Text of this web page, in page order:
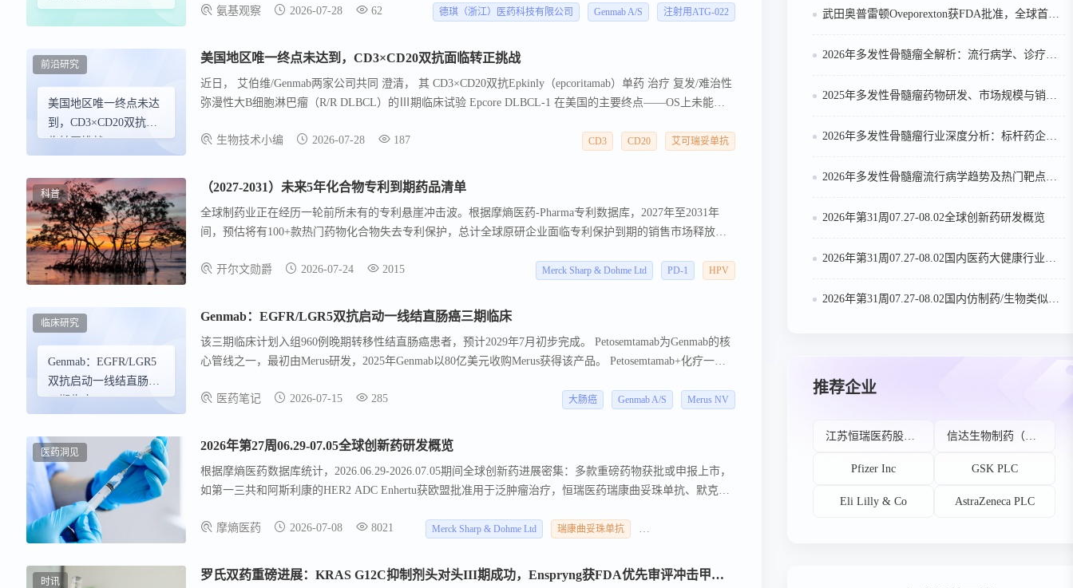
氨基观察 2026-07-28 62 德琪（浙江）医药科技有限公司 Genmab A/S 注射用ATG-022
美国地区唯一终点未达
到，CD3×CD20双抗面
临转正挑战
前沿研究 美国地区唯一终点未达到，CD3×CD20双抗面临转正挑战
近日， 艾伯维/Genmab两家公司共同 澄清， 其 CD3×CD20双抗Epkinly（epcoritamab）单药 治疗 复发/难治性
弥漫性大B细胞淋巴瘤（R/R DLBCL）的Ⅲ期临床试验 Epcore DLBCL-1 在美国的主要终点——OS上未能达
干细胞移植条件的R/R DLBCL成年患者，主要评估与研究者选择的化疗免疫疗法（CIT） 相比，Epkinly单药
达到了 无进展生存期(PFS)的主要终点 ， 但错过了 总生存期（OS） 的主 要终点 。
生物技术小编 2026-07-28 187 CD3 CD20 艾可瑞妥单抗
科普 （2027-2031）未来5年化合物专利到期药品清单
全球制药业正在经历一轮前所未有的专利悬崖冲击波。根据摩熵医药-Pharma专利数据库，2027年至2031年
间，预估将有100+款热门药物化合物失去专利保护，总计全球原研企业面临专利保护到期的销售市场释放超
开尔文勋爵
2026-07-24 2015 Merck Sharp & Dohme Ltd PD-1 HPV
Genmab：EGFR/LGR5
双抗启动一线结直肠癌
三期临床
临床研究 Genmab：EGFR/LGR5双抗启动一线结直肠癌三期临床
该三期临床计划入组960例晚期转移性结直肠癌患者，预计2029年7月初步完成。 Petosemtamab为Genmab的核
心管线之一，最初由Merus研发，2025年Genmab以80亿美元收购Merus获得该产品。 Petosemtamab+化疗一线
医药笔记
2026-07-15 285 大肠癌 Genmab A/S Merus NV
医药洞见 2026年第27周06.29-07.05全球创新药研发概览
根据摩熵医药数据库统计，2026.06.29-2026.07.05期间全球创新药进展密集：多款重磅药物获批或申报上市，
如第一三共和阿斯利康的HER2 ADC Enhertu获欧盟批准用于泛肿瘤治疗，恒瑞医药瑞康曲妥珠单抗、默克尼
期试验成功，Revolution Medicines的KRAS G12D抑制剂联合化疗在胰腺癌展现高缓解率，默沙东MK-1167因
摩熵医药 2026-07-08 8021 Merck Sharp & Dohme Ltd 瑞康曲妥珠单抗 REVOLUTION Medicines Inc
时讯 罗氏双药重磅进展：KRAS G12C抑制剂头对头III期成功，Enspryng获FDA优先审评冲击甲状腺眼病新疗法
武田奥普雷顿Oveporexton获FDA批准，全球首个靶向食欲素的1型发作性睡病对因治疗药物上市
2026年多发性骨髓瘤全解析：流行病学、诊疗及医保政策梳理
2025年多发性骨髓瘤药物研发、市场规模与销售趋势全解析
2026年多发性骨髓瘤行业深度分析：标杆药企案例与技术迭代研判
2026年多发性骨髓瘤流行病学趋势及热门靶点药物市场表现洞察
2026年第31周07.27-08.02全球创新药研发概览
2026年第31周07.27-08.02国内医药大健康行业政策法规汇总
2026年第31周07.27-08.02国内仿制药/生物类似物申报/审批数据分析
推荐企业
江苏恒瑞医药股份有限公司 信达生物制药（苏州）有限公司
Pfizer Inc GSK PLC
Eli Lilly & Co AstraZeneca PLC